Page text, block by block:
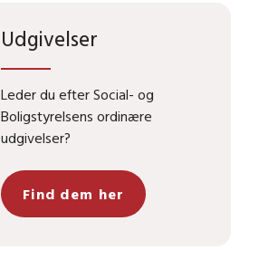
Udgivelser
Leder du efter Social- og
Boligstyrelsens ordinære
udgivelser?
Find dem her